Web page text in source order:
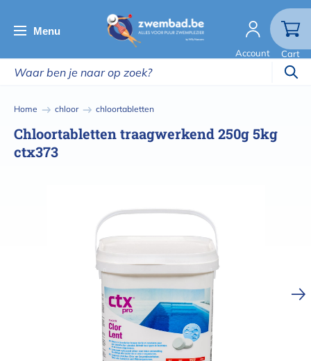
en
de
inhoud
Menu
Account Cart
Kruimelpad
Home chloor chloortabletten
Chloortabletten traagwerkend 250g 5kg
ctx373